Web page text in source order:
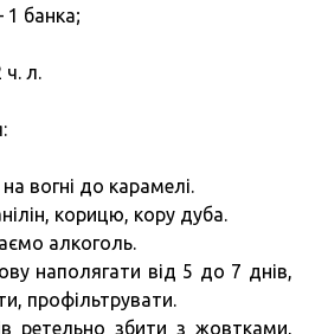
1 банка;
ч. л.
вогні до карамелі.
корицю, кору дуба.
алкоголь.
наполягати від 5 до 7 днів,
профільтрувати.
ретельно збити з жовтками,